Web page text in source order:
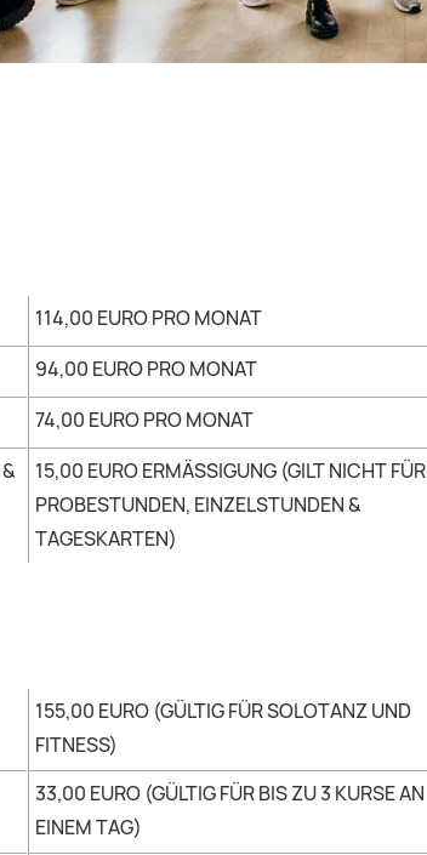
114,00 EURO PRO MONAT
94,00 EURO PRO MONAT
74,00 EURO PRO MONAT
15,00 EURO ERMÄSSIGUNG (GILT NICHT FÜR
PROBESTUNDEN, EINZELSTUNDEN &
TAGESKARTEN)
155,00 EURO (GÜLTIG FÜR SOLOTANZ UND
FITNESS)
33,00 EURO (GÜLTIG FÜR BIS ZU 3 KURSE AN
EINEM TAG)